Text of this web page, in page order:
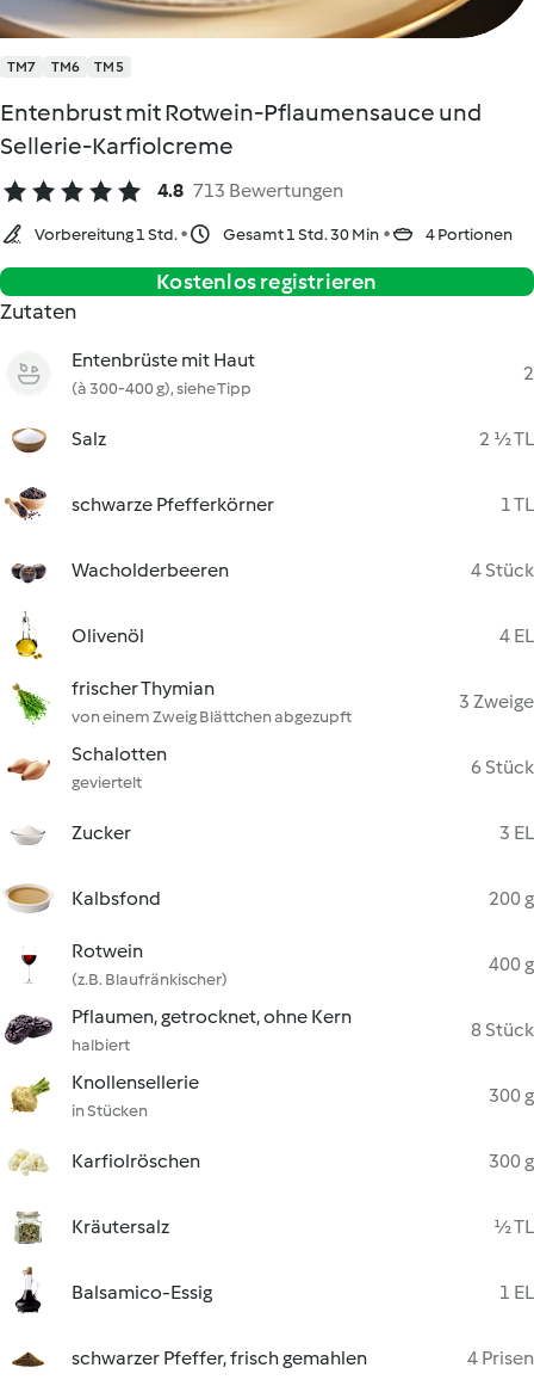
TM7 TM6 TM5
Entenbrust mit Rotwein-Pflaumensauce und
Sellerie-Karfiolcreme
4.8 713 Bewertungen
Vorbereitung 1 Std. Gesamt 1 Std. 30 Min 4 Portionen
Kostenlos registrieren
Zutaten
Entenbrüste mit Haut
(à 300-400 g), siehe Tipp
2
Salz 2 ½ TL
schwarze Pfefferkörner 1 TL
Wacholderbeeren 4 Stück
Olivenöl 4 EL
frischer Thymian
von einem Zweig Blättchen abgezupft
3 Zweige
Schalotten
geviertelt
6 Stück
Zucker 3 EL
Kalbsfond 200 g
Rotwein
(z.B. Blaufränkischer)
400 g
Pflaumen, getrocknet, ohne Kern
halbiert
8 Stück
Knollensellerie
in Stücken
300 g
Karfiolröschen 300 g
Kräutersalz ½ TL
Balsamico-Essig 1 EL
schwarzer Pfeffer, frisch gemahlen 4 Prisen